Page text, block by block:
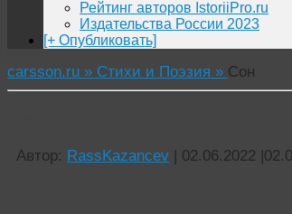
Рейтинг авторов IstoriiPro.ru
Издательства России 2023
[+ Опубликовать]
carsson.ru » Стихи и Поэзия » Сон
Автор: RassKazancev | 02.06.2022 |